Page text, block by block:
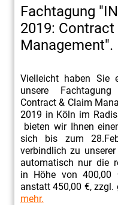
Fachtagung
2019: Contract
Management".
Vielleicht haben Sie
unsere Fachtagung
Contract & Claim
2019 in Köln im
bieten wir Ihnen
sich bis zum
verbindlich zu
automatisch nur die
in Höhe von 400,00
anstatt 450,00 €, zzgl.
mehr.